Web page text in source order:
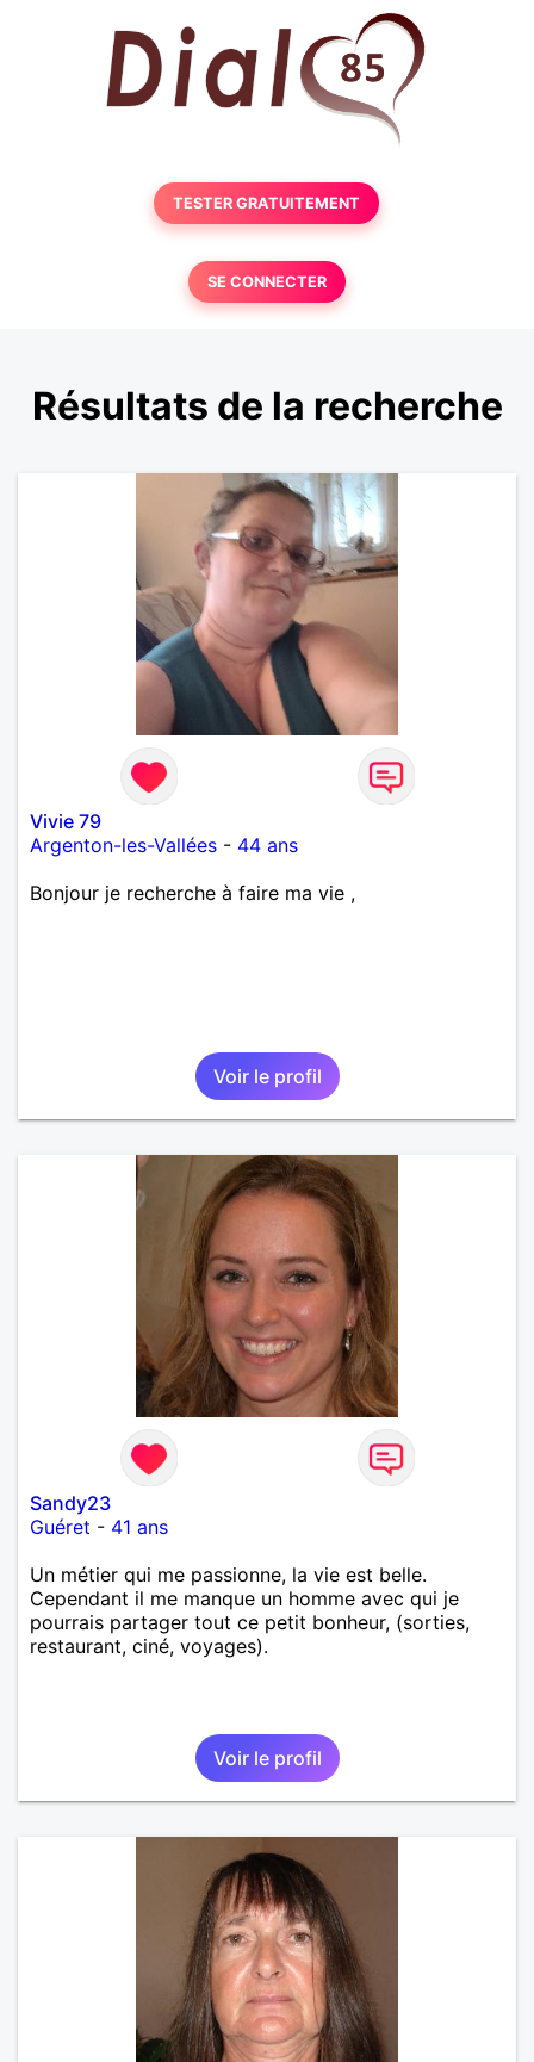
TESTER GRATUITEMENT
SE CONNECTER
Résultats de la recherche
Vivie 79
Argenton-les-Vallées - 44 ans
Bonjour je recherche à faire ma vie ,
Voir le profil
Sandy23
Guéret - 41 ans
Un métier qui me passionne, la vie est belle.
Cependant il me manque un homme avec qui je
pourrais partager tout ce petit bonheur, (sorties,
restaurant, ciné, voyages).
Voir le profil